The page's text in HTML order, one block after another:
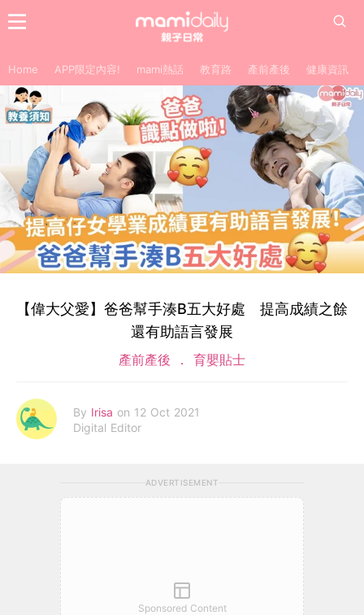
Home APP限定內容! mami熱話 教育路 產前產後 健康資訊
【偉大父愛】爸爸幫手湊B五大好處 提高成績之餘
還有助語言發展
產前產後 育嬰貼士
By Irisa on 12 Oct 2021
Digital Editor
ADVERTISEMENT
Sponsored Content